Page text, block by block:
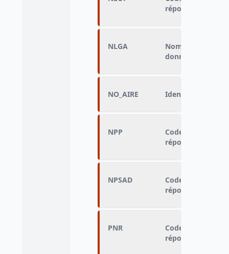
réponses
NLGA
Nombre de
donnée ( mvl=0 à
NO_AIRE Identifiant de
NPP
Code servant au
réponses
NPSAD
Code servant au
réponses
PNR
Code servant au
réponses